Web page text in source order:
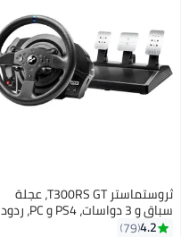
ثروستماستر T300RS GT، عجلة
سباق و 3 دواسات، PS4 و PC، ردود
فعل واقعية، محرك بدون فرش،
4.2
79